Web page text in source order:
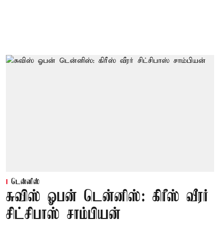
டென்னிஸ்
சுவிஸ் ஓபன் டென்னிஸ்: கிரீஸ் வீரர்
சிட்சிபாஸ் சாம்பியன்